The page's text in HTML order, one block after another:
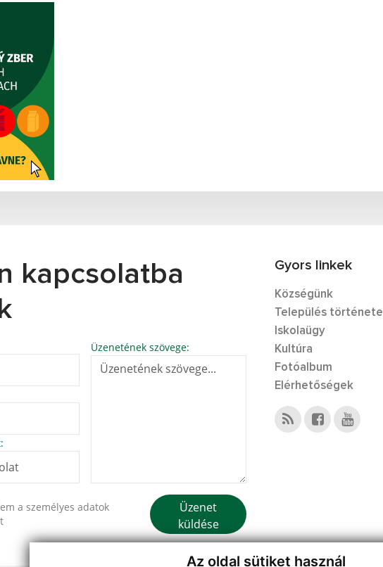
Az oldal sütiket használ
kapcsolatba
Üzenetének szövege:
a személyes adatok
Üzenet
küldése
Gyors linkek
Községünk
Település története
Iskolaügy
Kultúra
Fotóalbum
Elérhetőségek